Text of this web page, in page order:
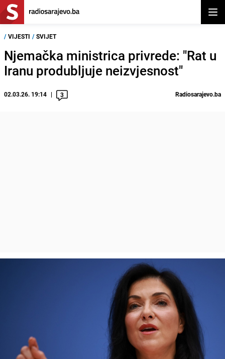
/ VIJESTI / SVIJET
Njemačka ministrica privrede: "Rat u
Iranu produbljuje neizvjesnost"
02.03.26. 19:14 3 Radiosarajevo.ba